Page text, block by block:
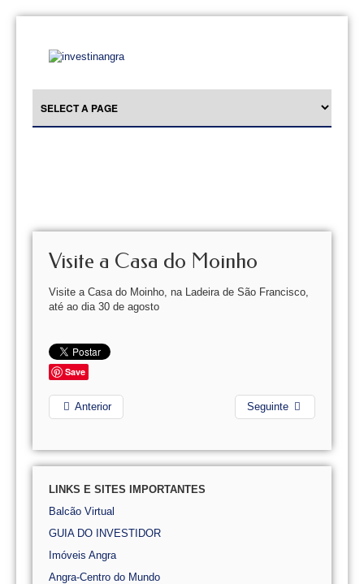
Visite a Casa do Moinho
Visite a Casa do Moinho, na Ladeira de São Francisco,
até ao dia 30 de agosto
Save
Anterior Seguinte
LINKS E SITES IMPORTANTES
Balcão Virtual
GUIA DO INVESTIDOR
Imóveis Angra
Angra-Centro do Mundo